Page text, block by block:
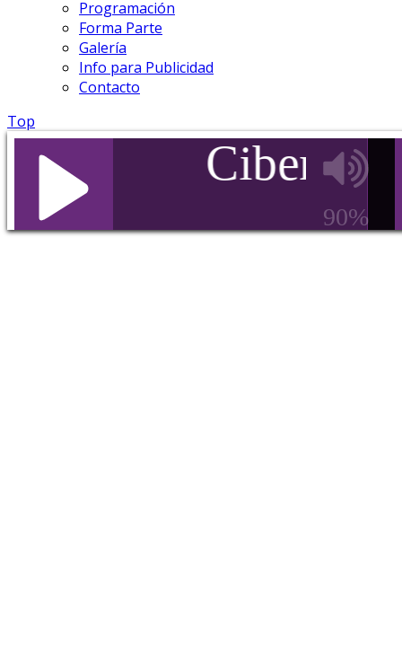
Programación
Forma Parte
Galería
Info para Publicidad
Contacto
Top